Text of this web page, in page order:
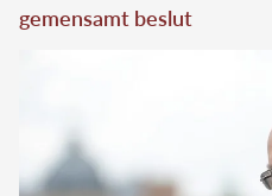
gemensamt beslut